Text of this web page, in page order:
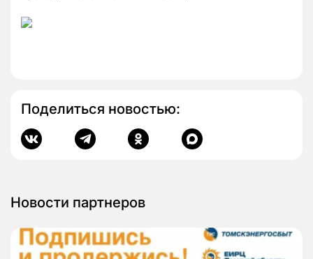
Поделиться новостью:
Новости партнеров